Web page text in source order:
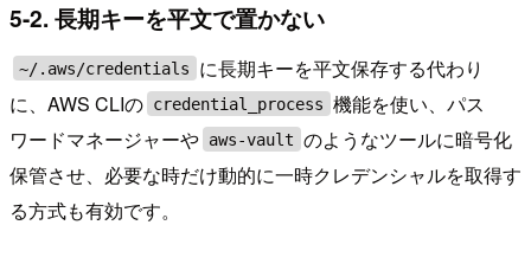
5-2. 長期キーを平文で置かない
~/.aws/credentials
に長期キーを平文保存する代わり
に、AWS CLIの credential_process 機能を使い、パス
ワードマネージャーや aws-vault のようなツールに暗号化
保管させ、必要な時だけ動的に一時クレデンシャルを取得す
る方式も有効です。